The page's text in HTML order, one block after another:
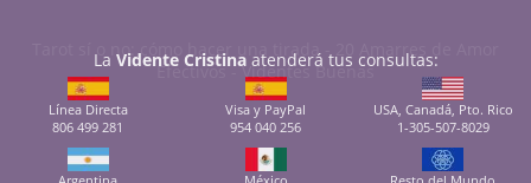
Tarot sí o no: cómo hacer una tirada-
20 Amarres de Amor
Efectivos-Videntes Buenas
La Vidente Cristinaatenderá tus consultas:
Línea Directa
806 499 281
Visa y PayPal
954 040 256
USA, Canadá, Pto. Rico
1-305-507-8029